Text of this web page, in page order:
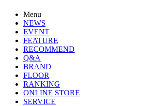
Menu
NEWS
EVENT
FEATURE
RECOMMEND
Q&A
BRAND
FLOOR
RANKING
ONLINE STORE
SERVICE